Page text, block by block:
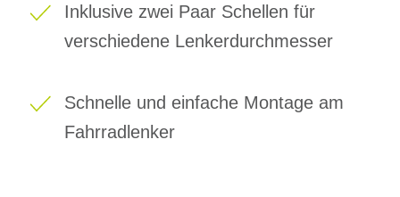
Inklusive zwei Paar Schellen für
verschiedene Lenkerdurchmesser
Schnelle und einfache Montage am
Fahrradlenker